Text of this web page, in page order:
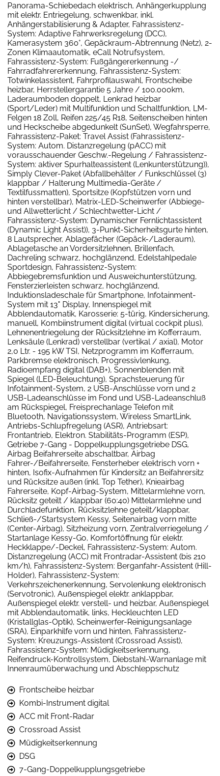
Panorama-Schiebedach elektrisch, Anhängerkupplung
mit elektr. Entriegelung, schwenkbar, inkl.
Anhängerstabilisierung & Adapter, Fahrassistenz-
System: Adaptive Fahrwerksregelung (DCC),
Kamerasystem 360°, Gepäckraum-Abtrennung (Netz), 2-
Zonen Klimaautomatik, eCall Notrufsystem,
Fahrassistenz-System: Fußgängererkennung -/
Fahrradfahrererkennung, Fahrassistenz-System:
Totwinkelassistent, Fahrprofilauswahl, Frontscheibe
heizbar, Herrstellergarantie 5 Jahre / 100.000km,
Laderaumboden doppelt, Lenkrad heizbar
(Sport/Leder) mit Multifunktion und Schaltfunktion, LM-
Felgen 18 Zoll, Reifen 225/45 R18, Seitenscheiben hinten
und Heckscheibe abgedunkelt (SunSet), Wegfahrsperre,
Fahrassistenz-Paket: Travel Assist (Fahrassistenz-
System: Autom. Distanzregelung (pACC) mit
vorausschauender Geschw.-Regelung / Fahrassistenz-
System: aktiver Spurhalteassistent (Lenkunterstützung)),
Simply Clever-Paket (Abfallbehälter / Funkschlüssel (3)
klappbar / Halterung Multimedia-Geräte /
Textilfussmatten), Sportsitze (Kopfstützen vorn und
hinten verstellbar), Matrix-LED-Scheinwerfer (Abbiege-
und Allwetterlicht / Schlechtwetter-Licht /
Fahrassistenz-System: Dynamischer Fernlichtassistent
(Dynamic Light Assist)), 3-Punkt-Sicherheitsgurte hinten,
8 Lautsprecher, Ablagefächer (Gepäck-/Laderaum),
Ablagetasche an Vordersitzlehnen, Brillenfach,
Dachreling schwarz, hochglänzend, Edelstahlpedale
Sportdesign, Fahrassistenz-System:
Abbiegebremsfunktion und Ausweichunterstützung,
Fensterzierleisten schwarz, hochglänzend,
Induktionsladeschale für Smartphone, Infotainment-
System mit 13" Display, Innenspiegel mit
Abblendautomatik, Karosserie: 5-türig, Kindersicherung,
manuell, Kombiinstrument digital (virtual cockpit plus),
Lehnenentriegelung der Rücksitzlehne im Kofferraum,
Lenksäule (Lenkrad) verstellbar (vertikal / axial), Motor
2,0 Ltr. - 195 kW TSI, Netzprogramm im Kofferraum,
Parkbremse elektronisch, Progressivlenkung,
Radioempfang digital (DAB+), Sonnenblenden mit
Spiegel (LED-Beleuchtung), Sprachsteuerung für
Infotainment-System, 2 USB-Anschlüsse vorn und 2
USB-Ladeanschlüsse im Fond und USB-Ladeanschluß
am Rückspiegel, Freisprechanlage Telefon mit
Bluetooth, Navigationssystem, Wireless SmartLink,
Antriebs-Schlupfregelung (ASR), Antriebsart:
Frontantrieb, Elektron. Stabilitäts-Programm (ESP),
Getriebe 7-Gang - Doppelkupplungsgetriebe DSG,
Airbag Beifahrerseite abschaltbar, Airbag
Fahrer-/Beifahrerseite, Fensterheber elektrisch vorn +
hinten, Isofix-Aufnahmen für Kindersitz an Beifahrersitz
und Rücksitze außen (inkl. Top Tether), Knieairbag
Fahrerseite, Kopf-Airbag-System, Mittelarmlehne vorn,
Rücksitz geteilt / klappbar (60:40) Mittelarmlehne und
Durchladefunktion, Rücksitzlehne geteilt/klappbar,
Schließ-/Startsystem Kessy, Seitenairbag vorn mitte
(Center-Airbag), Sitzheizung vorn, Zentralverriegelung /
Startanlage Kessy-Go, Komfortöffnung für elektr.
Heckklappe/-Deckel, Fahrassistenz-System: Autom.
Distanzregelung (ACC) mit Frontradar-Assistent (bis 210
km/h), Fahrassistenz-System: Berganfahr-Assistent (Hill-
Holder), Fahrassistenz-System:
Verkehrszeichenerkennung, Servolenkung elektronisch
(Servotronic), Außenspiegel elektr. anklappbar,
Außenspiegel elektr. verstell- und heizbar, Außenspiegel
mit Abblendautomatik, links, Heckleuchten LED
(Kristallglas-Optik), Scheinwerfer-Reinigungsanlage
(SRA), Einparkhilfe vorn und hinten, Fahrassistenz-
System: Kreuzungs-Assistent (Crossroad Assist),
Fahrassistenz-System: Müdigkeitserkennung,
Reifendruck-Kontrollsystem, Diebstahl-Warnanlage mit
Innenraumüberwachung und Abschleppschutz
Frontscheibe heizbar
Kombi-Instrument digital
ACC mit Front-Radar
Crossroad Assist
Müdigkeitserkennung
DSG
7-Gang-Doppelkupplungsgetriebe